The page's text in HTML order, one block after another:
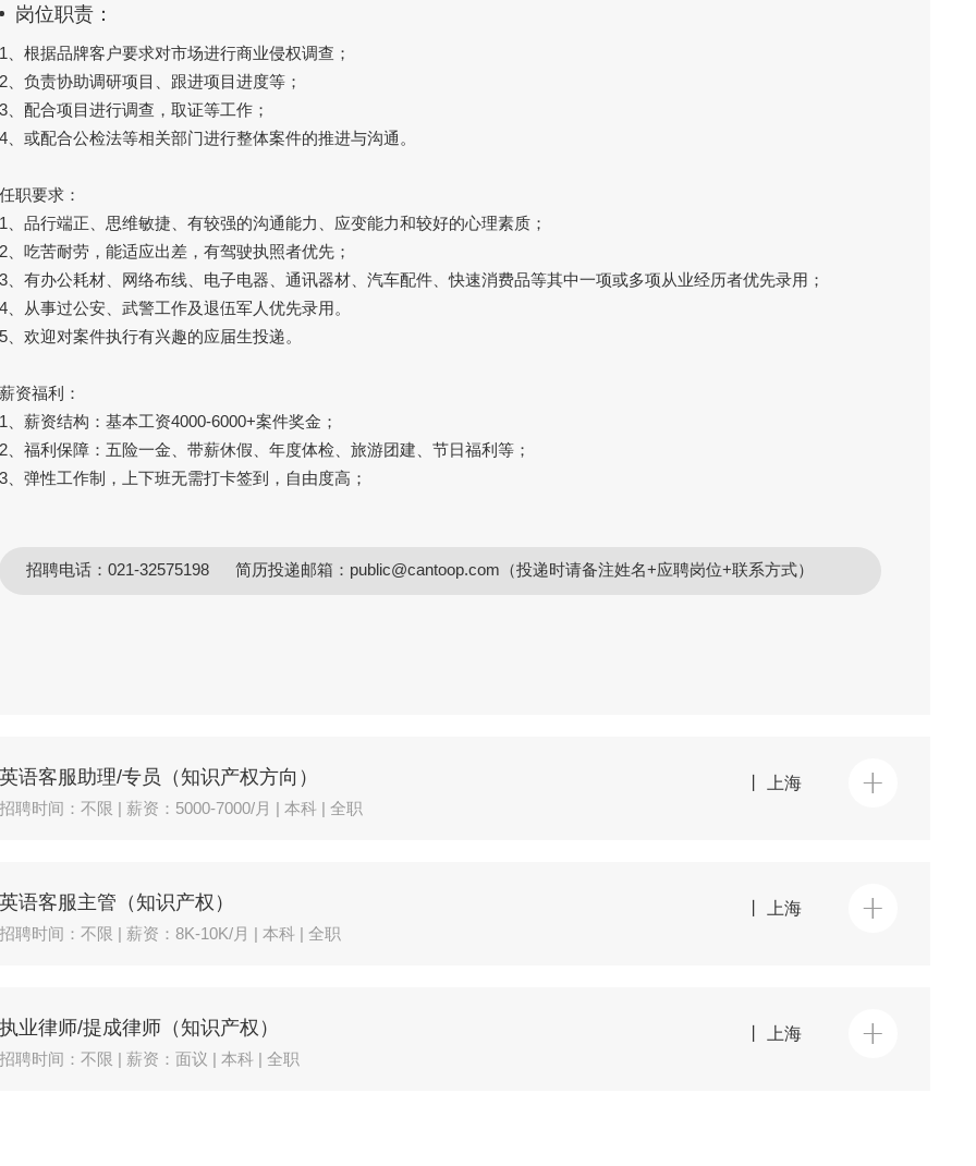
岗位职责：
1、根据品牌客户要求对市场进行商业侵权调查；
2、负责协助调研项目、跟进项目进度等；
3、配合项目进行调查，取证等工作；
4、或配合公检法等相关部门进行整体案件的推进与沟通。
任职要求：
1、品行端正、思维敏捷、有较强的沟通能力、应变能力和较好的心理素质；
2、吃苦耐劳，能适应出差，有驾驶执照者优先；
3、有办公耗材、网络布线、电子电器、通讯器材、汽车配件、快速消费品等其中一项或多项从业经历者优先录用；
4、从事过公安、武警工作及退伍军人优先录用。
5、欢迎对案件执行有兴趣的应届生投递。
薪资福利：
1、薪资结构：基本工资4000-6000+案件奖金；
2、福利保障：五险一金、带薪休假、年度体检、旅游团建、节日福利等；
3、弹性工作制，上下班无需打卡签到，自由度高；
招聘电话：021-32575198 简历投递邮箱：public@cantoop.com（投递时请备注姓名+应聘岗位+联系方式）
英语客服助理/专员（知识产权方向）
招聘时间：不限 | 薪资：5000-7000/月 | 本科 | 全职
丨 上海
英语客服主管（知识产权）
招聘时间：不限 | 薪资：8K-10K/月 | 本科 | 全职
丨 上海
执业律师/提成律师（知识产权）
招聘时间：不限 | 薪资：面议 | 本科 | 全职
丨 上海